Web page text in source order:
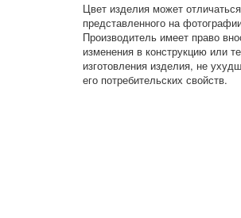
Цвет изделия может
представленного на
Производитель имеет право
изменения в конструкцию или
изготовления изделия, не
его потребительских свойств.